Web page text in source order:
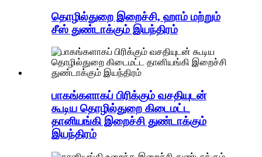
தொழில்துறை இறைச்சி, ஹாம் மற்றும்
சீஸ் துண்டாக்கும் இயந்திரம்
பாகங்களாகப் பிரிக்கும் வசதியுடன்
கூடிய தொழில்துறை கிடைமட்ட
தானியங்கி இறைச்சி துண்டாக்கும்
இயந்திரம்